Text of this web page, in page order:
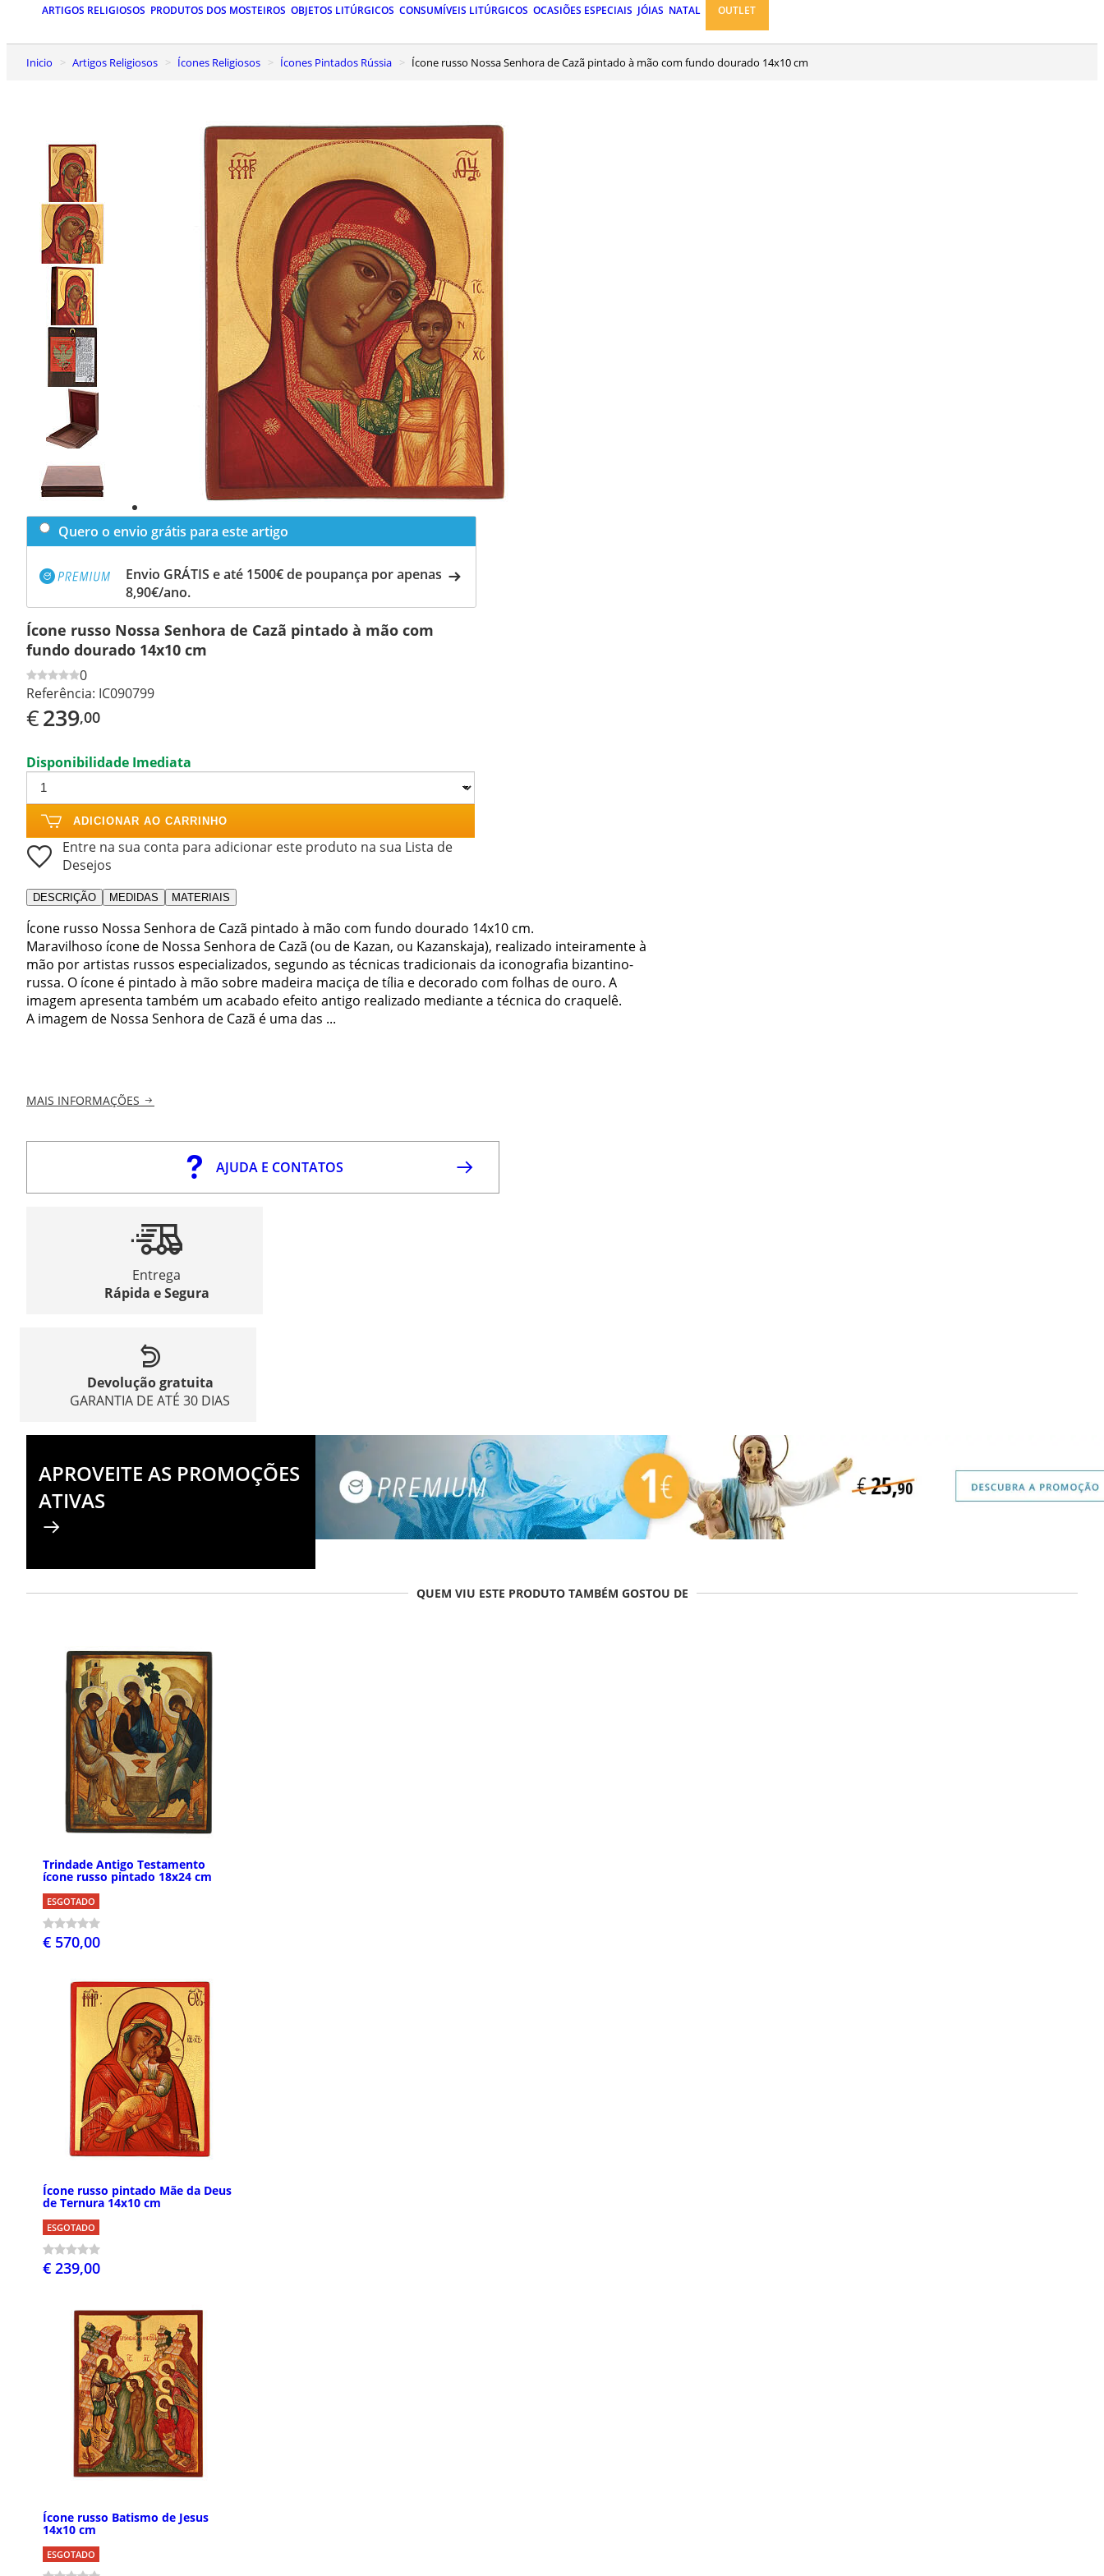
ARTIGOS RELIGIOSOS PRODUTOS DOS MOSTEIROS OBJETOS LITÚRGICOS CONSUMÍVEIS LITÚRGICOS OCASIÕES ESPECIAIS JÓIAS NATAL OUTLET
Inicio Artigos Religiosos Ícones Religiosos Ícones Pintados Rússia Ícone russo Nossa Senhora de Cazã pintado à mão com fundo dourado 14x10 cm
Previous
slide
Next
Quero o envio grátis para este artigo
Envio GRÁTIS e até 1500€ de poupança por apenas
8,90€/ano.
Ícone russo Nossa Senhora de Cazã pintado à mão com
fundo dourado 14x10 cm
0
Referência: IC090799
€239,00
Disponibilidade Imediata
ADICIONAR AO CARRINHO
Entre na sua conta para adicionar este produto na sua Lista de
Desejos
DESCRIÇÃO MEDIDAS MATERIAIS
Ícone russo Nossa Senhora de Cazã pintado à mão com fundo dourado 14x10 cm.
Maravilhoso ícone de Nossa Senhora de Cazã (ou de Kazan, ou Kazanskaja), realizado inteiramente à
mão por artistas russos especializados, segundo as técnicas tradicionais da iconografia bizantino-
russa. O ícone é pintado à mão sobre madeira maciça de tília e decorado com folhas de ouro. A
imagem apresenta também um acabado efeito antigo realizado mediante a técnica do craquelê.
A imagem de Nossa Senhora de Cazã é uma das ...
MAIS INFORMAÇÕES
AJUDA E CONTATOS
Entrega
Rápida e Segura
Devolução gratuita
GARANTIA DE ATÉ 30 DIAS
APROVEITE AS PROMOÇÕES
ATIVAS
QUEM VIU ESTE PRODUTO TAMBÉM GOSTOU DE
Trindade Antigo Testamento
ícone russo pintado 18x24 cm
ESGOTADO
€ 570,00
Ícone russo pintado Mãe da Deus
de Ternura 14x10 cm
ESGOTADO
€ 239,00
Ícone russo Batismo de Jesus
14x10 cm
ESGOTADO